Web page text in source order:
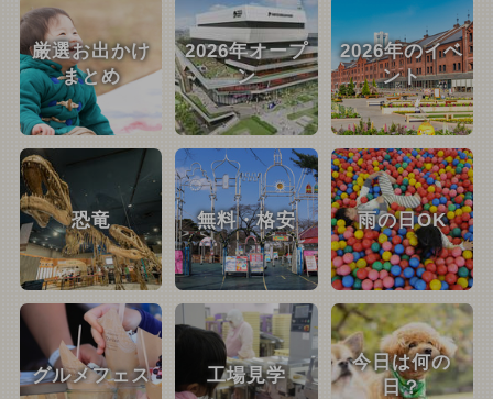
厳選お出かけ
まとめ
2026年オープ
ン
2026年のイベ
ント
恐竜 無料・格安 雨の日OK
グルメフェス 工場見学
今日は何の
日？